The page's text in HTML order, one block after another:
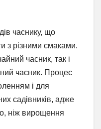
часнику, що
з різними смаками.
часник, так і
часник. Процес
і для
садівників, адже
ніж вирощення